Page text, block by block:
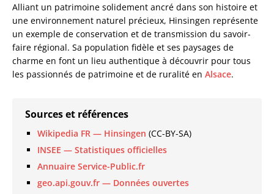
Alliant un patrimoine solidement ancré dans son histoire et
une environnement naturel précieux, Hinsingen représente
un exemple de conservation et de transmission du savoir-
faire régional. Sa population fidèle et ses paysages de
charme en font un lieu authentique à découvrir pour tous
les passionnés de patrimoine et de ruralité en Alsace.
Sources et références
Wikipedia FR — Hinsingen (CC-BY-SA)
INSEE — Statistiques officielles
Annuaire Service-Public.fr
geo.api.gouv.fr — Données ouvertes